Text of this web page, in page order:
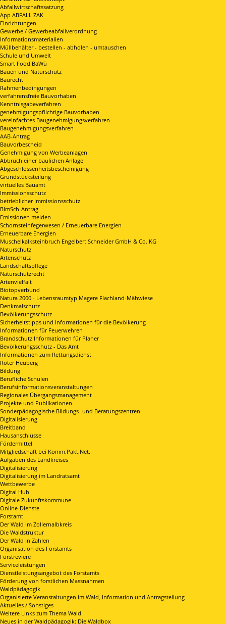
Abfallwirtschaftssatzung
App ABFALL ZAK
Einrichtungen
Gewerbe / Gewerbeabfallverordnung
Informationsmaterialien
Müllbehälter - bestellen - abholen - umtauschen
Schule und Umwelt
Smart Food BaWü
Bauen und Naturschutz
Baurecht
Rahmenbedingungen
verfahrensfreie Bauvorhaben
Kenntnisgabeverfahren
genehmigungspflichtige Bauvorhaben
vereinfachtes Baugenehmigungsverfahren
Baugenehmigungsverfahren
AAB-Antrag
Bauvorbescheid
Genehmigung von Werbeanlagen
Abbruch einer baulichen Anlage
Abgeschlossenheitsbescheinigung
Grundstücksteilung
virtuelles Bauamt
Immissionsschutz
betrieblicher Immissionsschutz
BImSch-Antrag
Emissionen melden
Schornsteinfegerwesen / Erneuerbare Energien
Erneuerbare Energien
Muschelkalksteinbruch Engelbert Schneider GmbH & Co. KG
Naturschutz
Artenschutz
Landschaftspflege
Naturschutzrecht
Artenvielfalt
Biotopverbund
Natura 2000 - Lebensraumtyp Magere Flachland-Mähwiese
Denkmalschutz
Bevölkerungsschutz
Sicherheitstipps und Informationen für die Bevölkerung
Informationen für Feuerwehren
Brandschutz Informationen für Planer
Bevölkerungsschutz - Das Amt
Informationen zum Rettungsdienst
Roter Heuberg
Bildung
Berufliche Schulen
Berufsinformationsveranstaltungen
Regionales Übergangsmanagement
Projekte und Publikationen
Sonderpädagogische Bildungs- und Beratungszentren
Digitalisierung
Breitband
Hausanschlüsse
Fördermittel
Mitgliedschaft bei Komm.Pakt.Net.
Aufgaben des Landkreises
Digitalisierung
Digitalisierung im Landratsamt
Wettbewerbe
Digital Hub
Digitale Zukunftskommune
Online-Dienste
Forstamt
Der Wald im Zollernalbkreis
Die Waldstruktur
Der Wald in Zahlen
Organisation des Forstamts
Forstreviere
Serviceleistungen
Dienstleistungsangebot des Forstamts
Förderung von forstlichen Massnahmen
Waldpädagogik
Organisierte Veranstaltungen im Wald, Information und Antragstellung
Aktuelles / Sonstiges
Weitere Links zum Thema Wald
Neues in der Waldpädagogik: Die Waldbox